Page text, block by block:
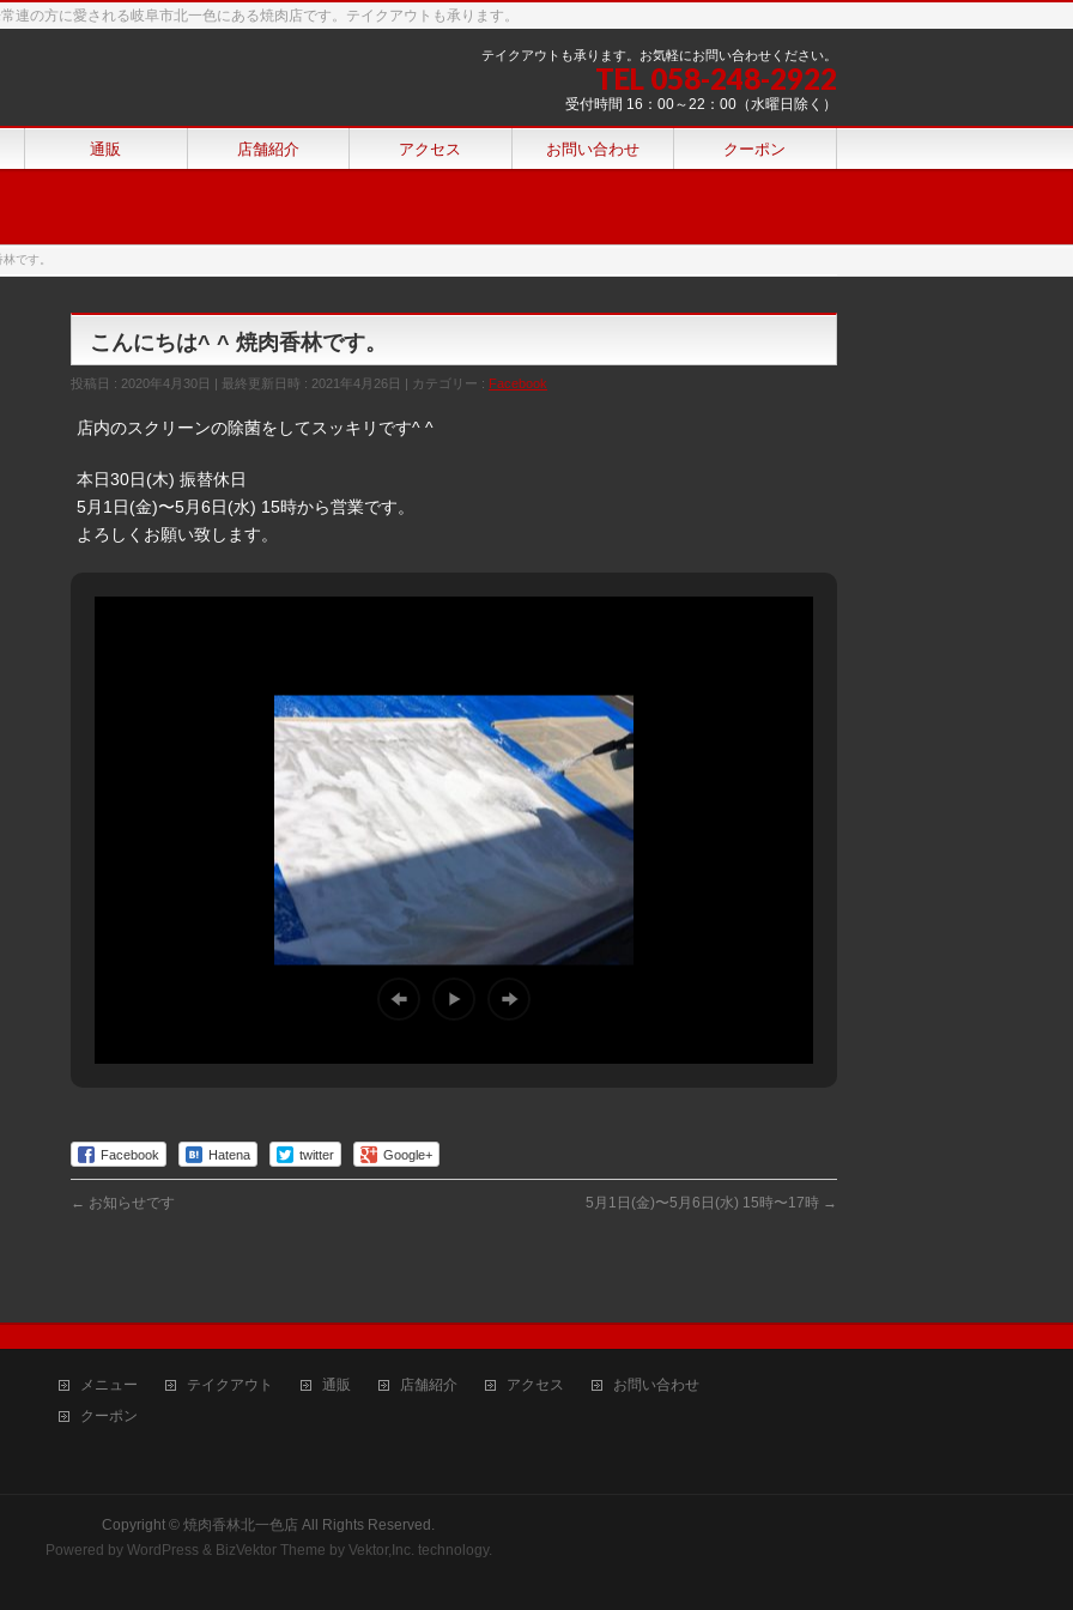
連の方に愛される岐阜市北一色にある焼肉店です。テイクアウトも承ります。
テイクアウトも承ります。お気軽にお問い合わせください。
TEL 058-248-2922
受付時間 16：00～22：00（水曜日除く）
通販 店舗紹介 アクセス お問い合わせ クーポン
です。
こんにちは^ ^ 焼肉香林です。
投稿日 : 2020年4月30日 最終更新日時 : 2021年4月26日 カテゴリー : Facebook
店内のスクリーンの除菌をしてスッキリです^ ^
本日30日(木) 振替休日
5月1日(金)〜5月6日(水) 15時から営業です。
よろしくお願い致します。
Facebook Hatena twitter Google+
← お知らせです 5月1日(金)〜5月6日(水) 15時〜17時 →
メニュー テイクアウト 通販 店舗紹介 アクセス
お問い合わせ
クーポン
Copyright © 焼肉香林北一色店 All Rights Reserved.
Powered by WordPress & BizVektor Theme by Vektor,Inc. technology.